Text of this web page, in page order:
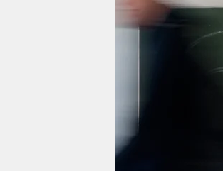
nord
verlag
veranstaltungen